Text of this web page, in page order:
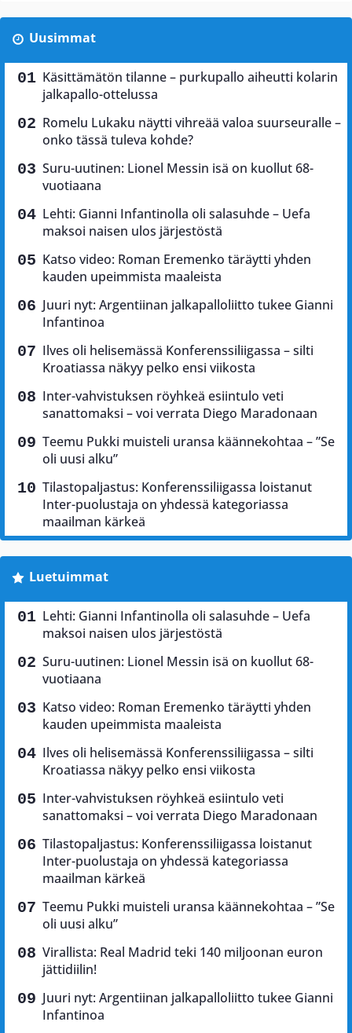
Uusimmat
Käsittämätön tilanne – purkupallo aiheutti kolarin
jalkapallo-ottelussa
Romelu Lukaku näytti vihreää valoa suurseuralle –
onko tässä tuleva kohde?
Suru-uutinen: Lionel Messin isä on kuollut 68-
vuotiaana
Lehti: Gianni Infantinolla oli salasuhde – Uefa
maksoi naisen ulos järjestöstä
Katso video: Roman Eremenko täräytti yhden
kauden upeimmista maaleista
Juuri nyt: Argentiinan jalkapalloliitto tukee Gianni
Infantinoa
Ilves oli helisemässä Konferenssiliigassa – silti
Kroatiassa näkyy pelko ensi viikosta
Inter-vahvistuksen röyhkeä esiintulo veti
sanattomaksi – voi verrata Diego Maradonaan
Teemu Pukki muisteli uransa käännekohtaa – ”Se
oli uusi alku”
Tilastopaljastus: Konferenssiliigassa loistanut
Inter-puolustaja on yhdessä kategoriassa
maailman kärkeä
Luetuimmat
Lehti: Gianni Infantinolla oli salasuhde – Uefa
maksoi naisen ulos järjestöstä
Suru-uutinen: Lionel Messin isä on kuollut 68-
vuotiaana
Katso video: Roman Eremenko täräytti yhden
kauden upeimmista maaleista
Ilves oli helisemässä Konferenssiliigassa – silti
Kroatiassa näkyy pelko ensi viikosta
Inter-vahvistuksen röyhkeä esiintulo veti
sanattomaksi – voi verrata Diego Maradonaan
Tilastopaljastus: Konferenssiliigassa loistanut
Inter-puolustaja on yhdessä kategoriassa
maailman kärkeä
Teemu Pukki muisteli uransa käännekohtaa – ”Se
oli uusi alku”
Virallista: Real Madrid teki 140 miljoonan euron
jättidiilin!
Juuri nyt: Argentiinan jalkapalloliitto tukee Gianni
Infantinoa